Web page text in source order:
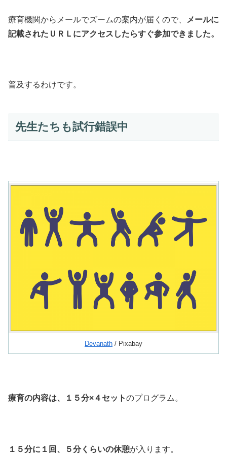
療育機関からメールでズームの案内が届くので、
メールに
記載されたＵＲＬにアクセスしたらすぐ参加できました。
普及するわけです。
先生たちも試行錯誤中
Devanath / Pixabay
療育の内容は、１５分×４セットのプログラム。
１５分に１回、５分くらいの休憩が入ります。